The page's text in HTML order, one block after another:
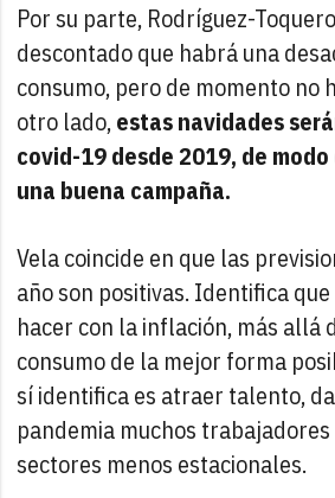
Por su parte, Rodríguez-
descontado que habrá una
consumo, pero de momento no
otro lado,estas navidades
covid-19 desde 2019, de
una buena campaña.
Vela coincide en que las
año son positivas. Identifica
hacer con la inflación, más allá
consumo de la mejor forma
sí identifica es atraer talento,
pandemia muchos
sectores menos estacionales.